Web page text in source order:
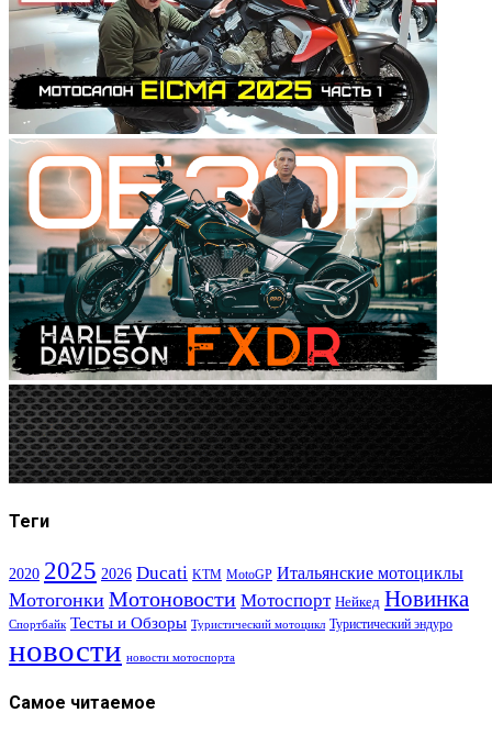
Теги
2020 2025 2026 Ducati KTM MotoGP Итальянские мотоциклы
Мотогонки Мотоновости Мотоспорт Нейкед Новинка
Спортбайк Тесты и Обзоры Туристический мотоцикл Туристический эндуро
новости новости мотоспорта
Самое читаемое